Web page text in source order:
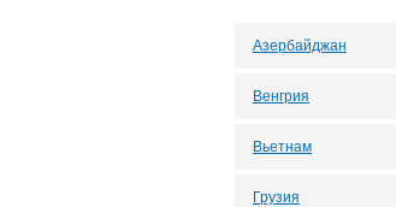
Азербайджан
Венгрия
Вьетнам
Грузия